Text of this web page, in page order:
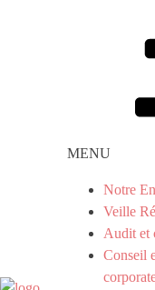
MENU
Notre
Veille
Audit et
Conseil